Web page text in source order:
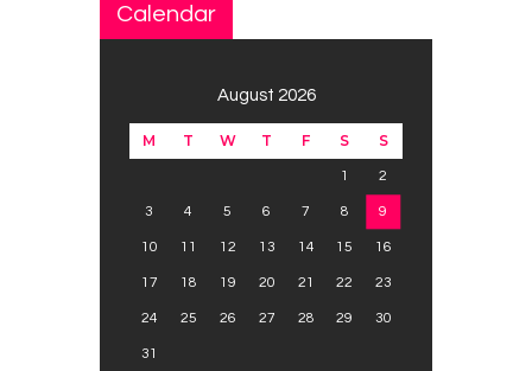
Calendar
August 2026
M T W T F S S
1 2
3 4 5 6 7 8 9
10 11 12 13 14 15 16
17 18 19 20 21 22 23
24 25 26 27 28 29 30
31